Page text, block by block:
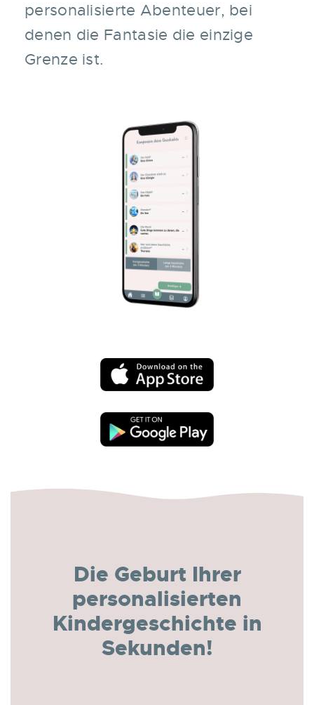
personalisierte Abenteuer, bei
denen die Fantasie die einzige
Grenze ist.
Die Geburt Ihrer
personalisierten
Kindergeschichte in
Sekunden!